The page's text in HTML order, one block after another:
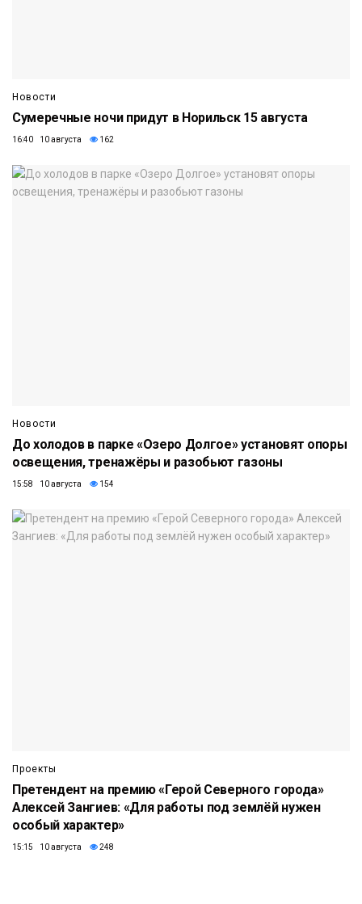
Новости
Сумеречные ночи придут в Норильск 15 августа
16:40 10 августа 162
Новости
До холодов в парке «Озеро Долгое» установят опоры
освещения, тренажёры и разобьют газоны
15:58 10 августа 154
Проекты
Претендент на премию «Герой Северного города»
Алексей Зангиев: «Для работы под землёй нужен
особый характер»
15:15 10 августа 248